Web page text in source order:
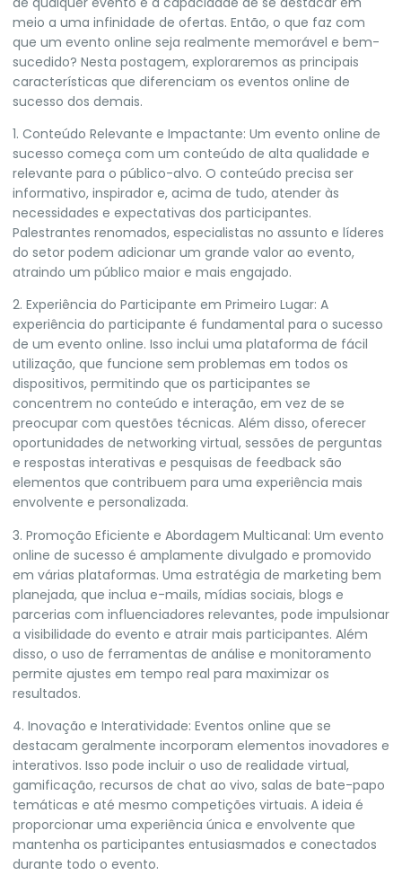
meio a uma infinidade de ofertas. Então, o que faz com
que um evento online seja realmente memorável e bem-
sucedido? Nesta postagem, exploraremos as principais
características que diferenciam os eventos online de
sucesso dos demais.
1. Conteúdo Relevante e Impactante: Um evento online de
sucesso começa com um conteúdo de alta qualidade e
relevante para o público-alvo. O conteúdo precisa ser
informativo, inspirador e, acima de tudo, atender às
necessidades e expectativas dos participantes.
Palestrantes renomados, especialistas no assunto e líderes
do setor podem adicionar um grande valor ao evento,
atraindo um público maior e mais engajado.
2. Experiência do Participante em Primeiro Lugar: A
experiência do participante é fundamental para o sucesso
de um evento online. Isso inclui uma plataforma de fácil
utilização, que funcione sem problemas em todos os
dispositivos, permitindo que os participantes se
concentrem no conteúdo e interação, em vez de se
preocupar com questões técnicas. Além disso, oferecer
oportunidades de networking virtual, sessões de perguntas
e respostas interativas e pesquisas de feedback são
elementos que contribuem para uma experiência mais
envolvente e personalizada.
3. Promoção Eficiente e Abordagem Multicanal: Um evento
online de sucesso é amplamente divulgado e promovido
em várias plataformas. Uma estratégia de marketing bem
planejada, que inclua e-mails, mídias sociais, blogs e
parcerias com influenciadores relevantes, pode impulsionar
a visibilidade do evento e atrair mais participantes. Além
disso, o uso de ferramentas de análise e monitoramento
permite ajustes em tempo real para maximizar os
resultados.
4. Inovação e Interatividade: Eventos online que se
destacam geralmente incorporam elementos inovadores e
interativos. Isso pode incluir o uso de realidade virtual,
gamificação, recursos de chat ao vivo, salas de bate-papo
temáticas e até mesmo competições virtuais. A ideia é
proporcionar uma experiência única e envolvente que
mantenha os participantes entusiasmados e conectados
durante todo o evento.